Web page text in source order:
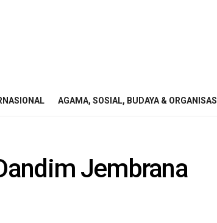
AGAMA, SOSIAL, BUDAYA & ORGANISASI
Jembrana